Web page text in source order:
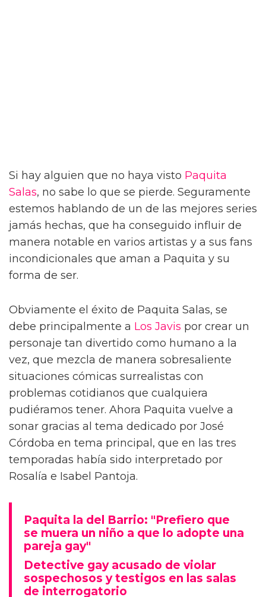
Si hay alguien que no haya visto Paquita
Salas, no sabe lo que se pierde. Seguramente
estemos hablando de un de las mejores series
jamás hechas, que ha conseguido influir de
manera notable en varios artistas y a sus fans
incondicionales que aman a Paquita y su
forma de ser.
Obviamente el éxito de Paquita Salas, se
debe principalmente a Los Javis por crear un
personaje tan divertido como humano a la
vez, que mezcla de manera sobresaliente
situaciones cómicas surrealistas con
problemas cotidianos que cualquiera
pudiéramos tener. Ahora Paquita vuelve a
sonar gracias al tema dedicado por José
Córdoba en tema principal, que en las tres
temporadas había sido interpretado por
Rosalía e Isabel Pantoja.
Paquita la del Barrio: "Prefiero que
se muera un niño a que lo adopte una
pareja gay"
Detective gay acusado de violar
sospechosos y testigos en las salas
de interrogatorio